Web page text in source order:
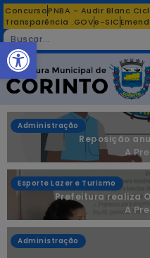
Abrir a barra de
ConcursoPNBA - Audir Blanc
Transparência .GOVe-SIC
Administração
Reposição
A
Esporte Lazer e Turismo
Prefeitura realiza
A
Administração